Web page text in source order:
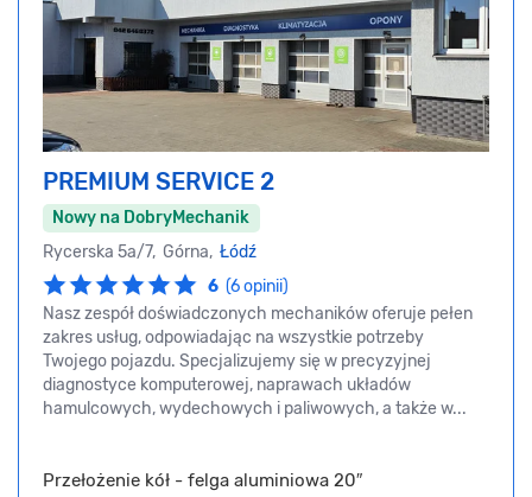
PREMIUM SERVICE 2
Nowy na DobryMechanik
Rycerska 5a/7, Górna, Łódź
6 (6 opinii)
Nasz zespół doświadczonych mechaników oferuje pełen
zakres usług, odpowiadając na wszystkie potrzeby
Twojego pojazdu. Specjalizujemy się w precyzyjnej
diagnostyce komputerowej, naprawach układów
hamulcowych, wydechowych i paliwowych, a także w...
Przełożenie kół - felga aluminiowa 20″